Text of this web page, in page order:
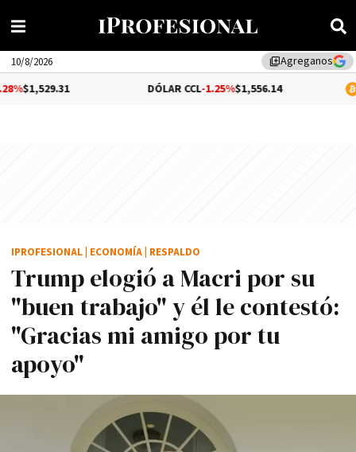
library_addAgreganos
10/8/2026
-1.25%$1,556.14
Trump elogió a Macri por su
"buen trabajo" y él le contestó:
"Gracias mi amigo por tu
apoyo"
IPROFESIONAL ECONOMÍA RESPALDO